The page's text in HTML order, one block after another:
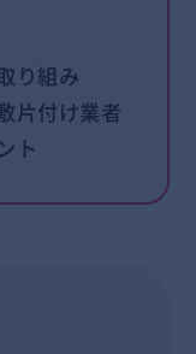
り組み
片付け業者
ト